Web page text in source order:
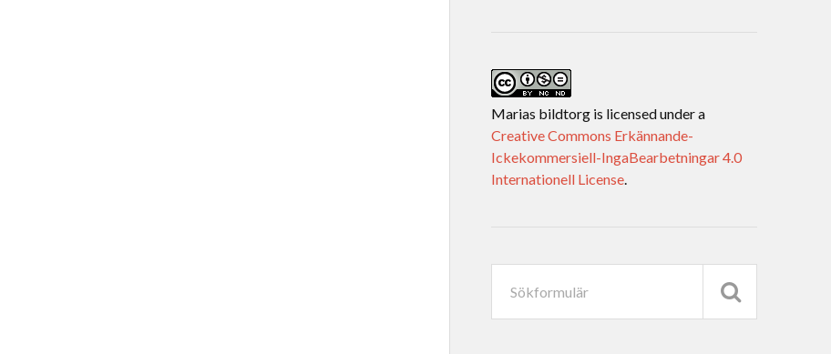
Marias bildtorgis licensed under a
Creative Commons Erkännande-
Ickekommersiell-IngaBearbetningar 4.0
Internationell License.